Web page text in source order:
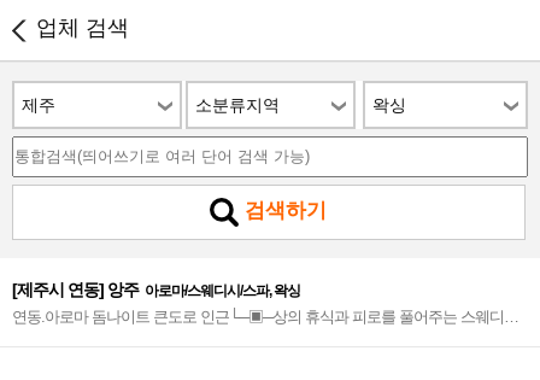
업체 검색
제주 소분류지역 왁싱
검색하기
[제주시 연동] 앙주 아로마/스웨디시/스파, 왁싱
연동.아로마 돔나이트 큰도로 인근└─▣─상의 휴식과 피로를 풀어주는 스웨디시